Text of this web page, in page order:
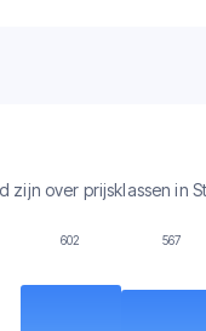
zijn over prijsklassen in
602 567